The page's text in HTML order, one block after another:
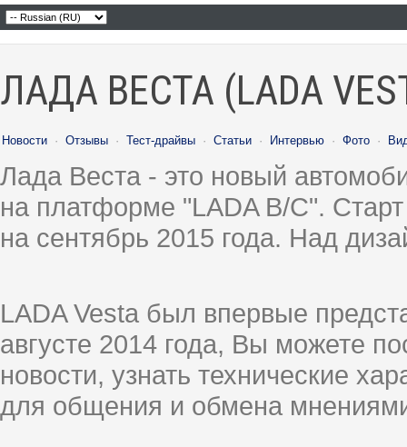
ЛАДА ВЕСТА (LADA
Новости · Отзывы · Тест-драйвы · Статьи · Интервью · Фото ·
Лада Веста - это новый
на платформе "LADA B/C".
на сентябрь 2015 года. Над
LADA Vesta был впервые
августе 2014 года, Вы можете
новости, узнать технические
для общения и обмена